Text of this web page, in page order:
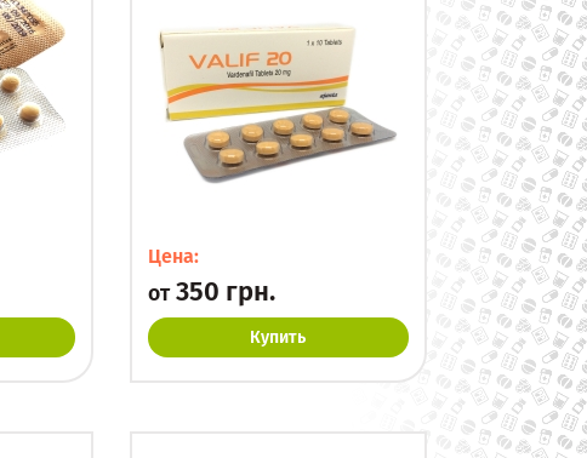
Цена:
от350 грн.
Купить